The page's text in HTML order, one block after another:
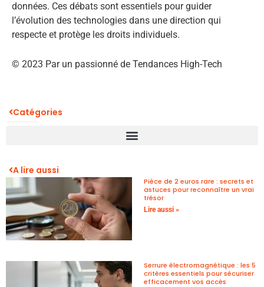
données. Ces débats sont essentiels pour guider
l’évolution des technologies dans une direction qui
respecte et protège les droits individuels.
© 2023 Par un passionné de Tendances High-Tech
Catégories
A lire aussi
Pièce de 2 euros rare : secrets et
astuces pour reconnaître un vrai
trésor
Lire aussi »
Serrure électromagnétique : les 5
critères essentiels pour sécuriser
efficacement vos accès